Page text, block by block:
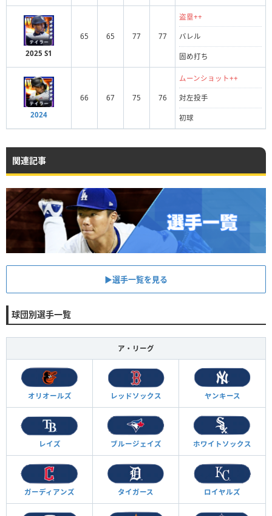
2025 S1
65 65 77 77
盗塁++
バレル
固め打ち
2024
66 67 75 76
ムーンショット++
対左投手
初球
関連記事
▶︎選手一覧を見る
球団別選手一覧
ア・リーグ
オリオールズ レッドソックス ヤンキース
レイズ ブルージェイズ ホワイトソックス
ガーディアンズ タイガース ロイヤルズ